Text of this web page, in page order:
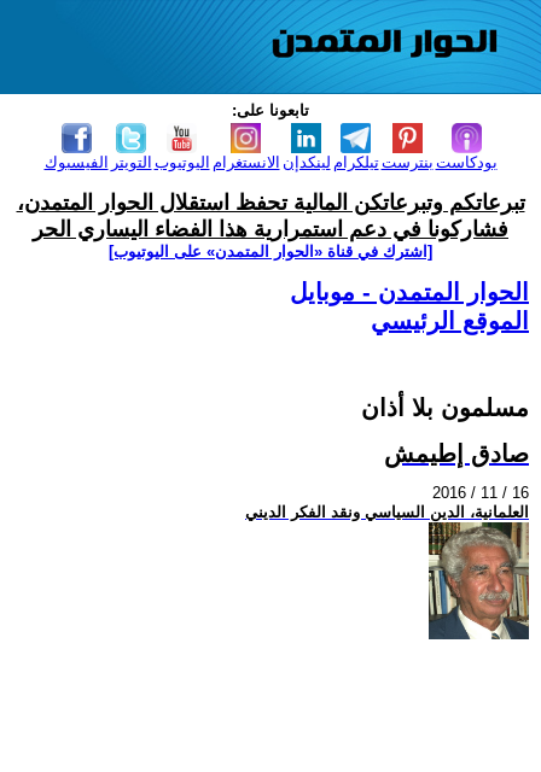
تابعونا على:
الفيسبوك التويتر اليوتيوب الانستغرام لينكدإن تيلكرامبنترست بودكاست
تبرعاتكم وتبرعاتكن المالية تحفظ استقلال الحوار المتمدن،
فشاركونا في دعم استمرارية هذا الفضاء اليساري الحر
[اشترك في قناة ‫«الحوار المتمدن» على اليوتيوب]
الحوار المتمدن - موبايل
الموقع الرئيسي
مسلمون بلا أذان
صادق إطيمش
2016 / 11 / 16
العلمانية، الدين السياسي ونقد الفكر الديني